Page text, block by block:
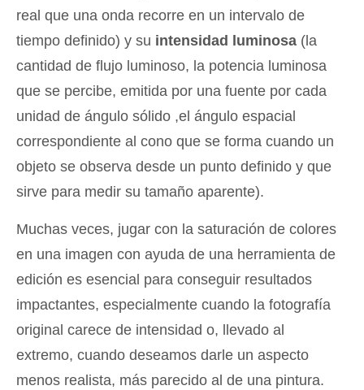
real que una onda recorre en un intervalo de
tiempo definido) y su intensidad luminosa (la
cantidad de flujo luminoso, la potencia luminosa
que se percibe, emitida por una fuente por cada
unidad de ángulo sólido ,el ángulo espacial
correspondiente al cono que se forma cuando un
objeto se observa desde un punto definido y que
sirve para medir su tamaño aparente).
Muchas veces, jugar con la saturación de colores
en una imagen con ayuda de una herramienta de
edición es esencial para conseguir resultados
impactantes, especialmente cuando la fotografía
original carece de intensidad o, llevado al
extremo, cuando deseamos darle un aspecto
menos realista, más parecido al de una pintura.